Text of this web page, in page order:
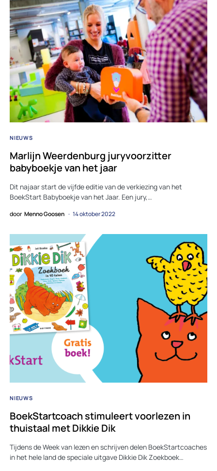
NIEUWS
Marlijn Weerdenburg juryvoorzitter
babyboekje van het jaar
Dit najaar start de vijfde editie van de verkiezing van het
BoekStart Babyboekje van het Jaar. Een jury,…
door Menno Goosen 14 oktober 2022
NIEUWS
BoekStartcoach stimuleert voorlezen in
thuistaal met Dikkie Dik
Tijdens de Week van lezen en schrijven delen BoekStartcoaches
in het hele land de speciale uitgave Dikkie Dik Zoekboek…